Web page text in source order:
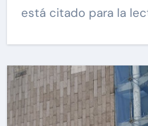
está citado para la